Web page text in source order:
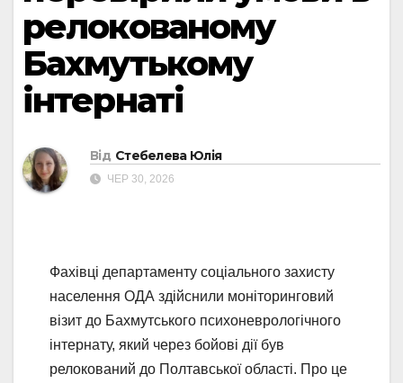
релокованому
Бахмутькому
інтернаті
Від Стебелева Юлія
ЧЕР 30, 2026
Фахівці департаменту соціального захисту
населення ОДА здійснили моніторинговий
візит до Бахмутського психоневрологічного
інтернату, який через бойові дії був
релокований до Полтавської області. Про це